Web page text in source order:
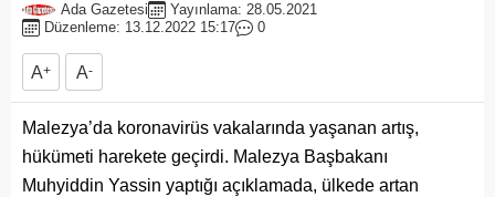
Ada Gazetesi
Yayınlama: 28.05.2021
Düzenleme: 13.12.2022 15:17
0
A+ A-
Malezya’da koronavirüs vakalarında yaşanan artış,
hükümeti harekete geçirdi. Malezya Başbakanı
Muhyiddin Yassin yaptığı açıklamada, ülkede artan